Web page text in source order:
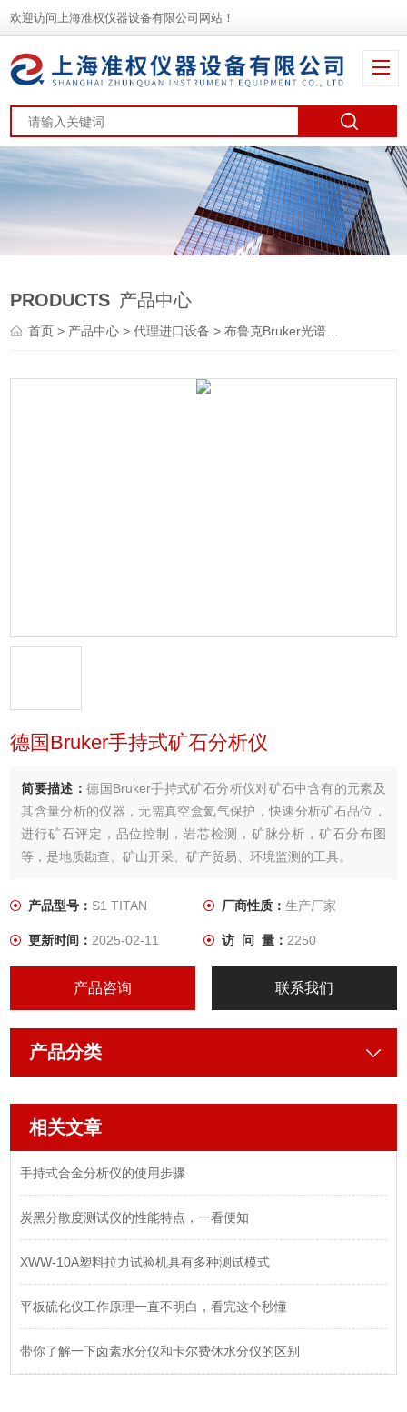
欢迎访问上海准权仪器设备有限公司网站！
PRODUCTS 产品中心
首页> 产品中心 >代理进口设备 >布鲁克Bruker光谱仪
德国Bruker手持式矿石分析仪
简要描述：德国Bruker手持式矿石分析仪对矿石中含有的元素及
其含量分析的仪器，无需真空盒氦气保护，快速分析矿石品位，
进行矿石评定，品位控制，岩芯检测，矿脉分析，矿石分布图
等，是地质勘查、矿山开采、矿产贸易、环境监测的工具。
产品型号： S1 TITAN 厂商性质： 生产厂家
更新时间：2025-02-11 访 问 量： 2250
产品咨询 联系我们
产品分类
相关文章
手持式合金分析仪的使用步骤
炭黑分散度测试仪的性能特点，一看便知
XWW-10A塑料拉力试验机具有多种测试模式
平板硫化仪工作原理一直不明白，看完这个秒懂
带你了解一下卤素水分仪和卡尔费休水分仪的区别